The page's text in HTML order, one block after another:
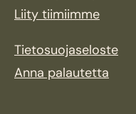
Liity tiimiimme
Tietosuojaseloste
Anna palautetta